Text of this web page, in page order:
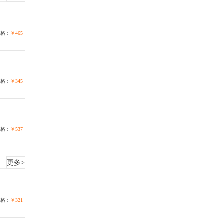
： ￥465
： ￥345
： ￥537
更多>
： ￥321